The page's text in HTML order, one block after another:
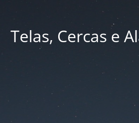
Telas, Cercas e